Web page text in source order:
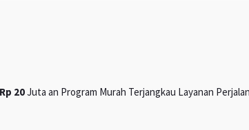
20Juta an Program Murah Terjangkau Layanan